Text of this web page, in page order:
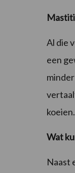
Al die
een
Wat
Naast